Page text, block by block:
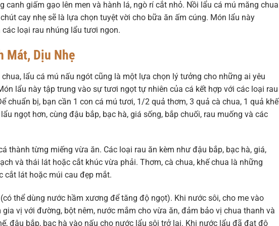
canh giấm gạo lên men và hành lá, ngò rí cắt nhỏ. Nồi lẩu cá mú măng chua
cay nhẹ sẽ là lựa chọn tuyệt vời cho bữa ăn ấm cúng. Món lẩu này
loại rau nhúng lẩu tươi ngon.
Mát, Dịu Nhẹ
lẩu cá mú nấu ngót cũng là một lựa chọn lý tưởng cho những ai yêu
lẩu này tập trung vào sự tươi ngọt tự nhiên của cá kết hợp với các loại rau
chuẩn bị, bạn cần 1 con cá mú tươi, 1/2 quả thơm, 3 quả cà chua, 1 quả khế
ngọt hơn, cùng đậu bắp, bạc hà, giá sống, bắp chuối, rau muống và các
thành từng miếng vừa ăn. Các loại rau ăn kèm như đậu bắp, bạc hà, giá,
và thái lát hoặc cắt khúc vừa phải. Thơm, cà chua, khế chua là những
cắt lát hoặc múi cau đẹp mắt.
thể dùng nước hầm xương để tăng độ ngọt). Khi nước sôi, cho me vào
vị với đường, bột nêm, nước mắm cho vừa ăn, đảm bảo vị chua thanh và
đậu bắp, bạc hà vào nấu cho nước lẩu sôi trở lại. Khi nước lẩu đã đạt độ